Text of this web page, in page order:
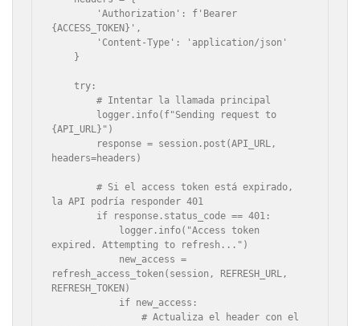
{ACCESS_TOKEN}',
    try:
        # Intentar la llamada principal
{API_URL}")
headers=headers)
        # Si el access token está expirado,
la API podría responder 401
expired. Attempting to refresh...")
refresh_access_token(session, REFRESH_URL,
REFRESH_TOKEN)
                # Actualiza el header con el